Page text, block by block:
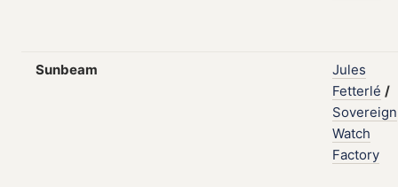
Sunbeam
Jules
Fetterlé /
Sovereign
Watch
Factory